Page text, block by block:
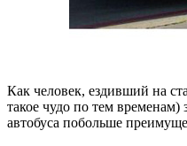
Как человек, ездивший на
такое чудо по тем
автобуса побольше